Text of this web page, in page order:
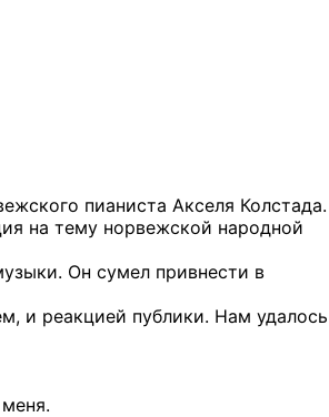
пианиста Акселя Колстада.
на тему норвежской народной
Он сумел привнести в
и реакцией публики. Нам удалось